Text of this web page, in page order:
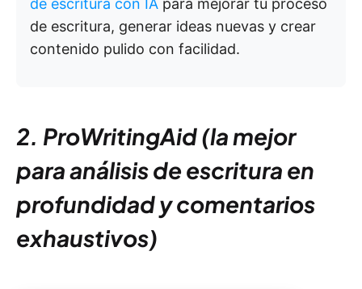
de escritura con IA para mejorar tu proceso
de escritura, generar ideas nuevas y crear
contenido pulido con facilidad.
2. ProWritingAid (la mejor
para análisis de escritura en
profundidad y comentarios
exhaustivos)